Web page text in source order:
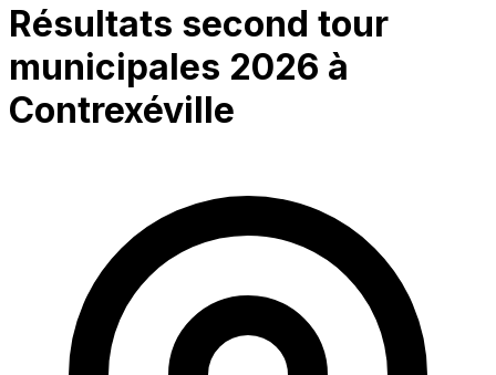
Résultats second tour
municipales 2026 à
Contrexéville